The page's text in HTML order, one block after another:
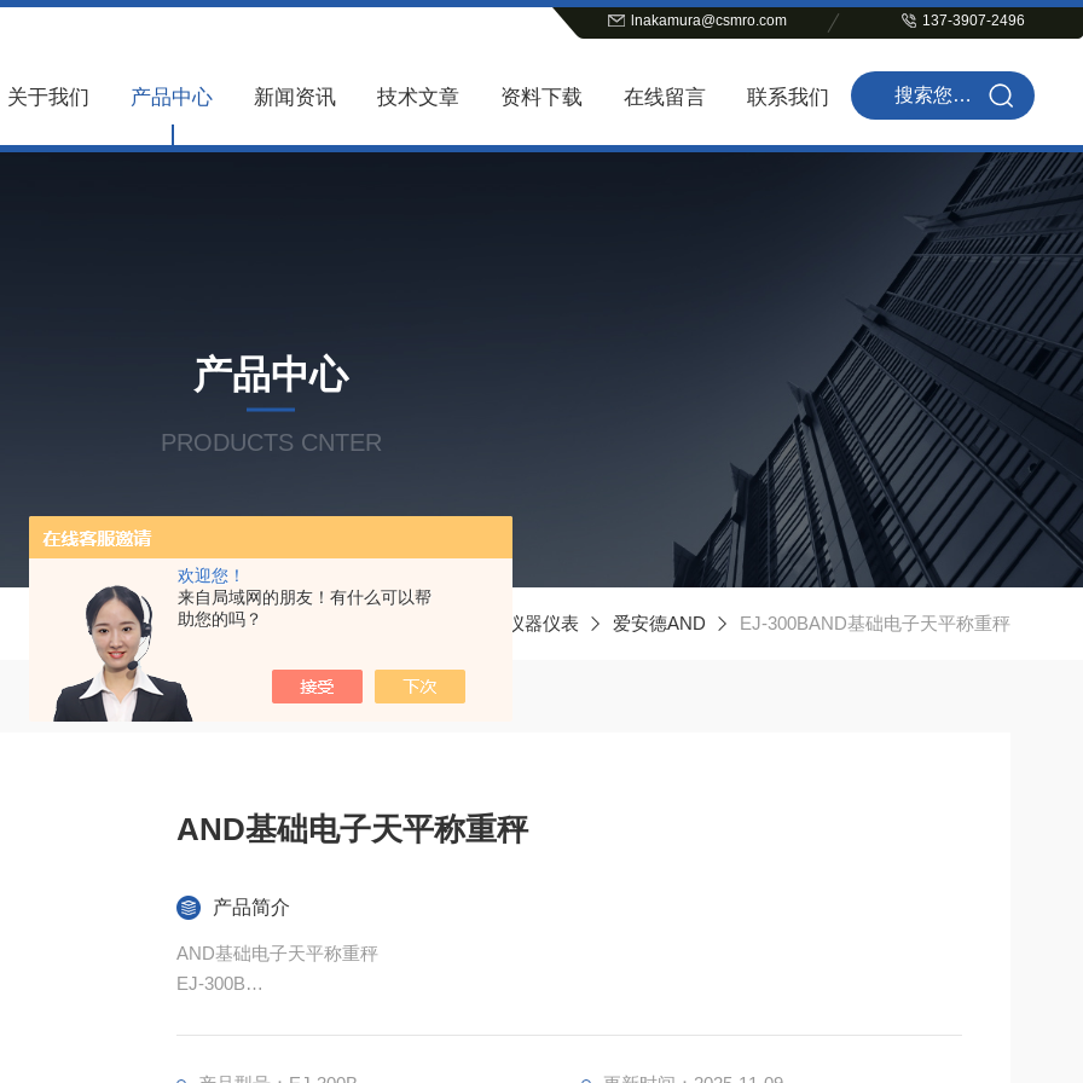
欢迎您！
来自局域网的朋友！有什么可以帮
助您的吗？
lnakamura@csmro.com 137-3907-2496
关于我们 产品中心 新闻资讯 技术文章 资料下载 在线留言 联系我们
产品中心
PRODUCTS CNTER
当前位置： 仪器仪表 爱安德AND EJ-300BAND基础电子天平称重秤
AND基础电子天平称重秤
产品简介
AND基础电子天平称重秤
EJ-300B
我们还拥有一系列高分辨率型号，范围从 0.2mg 的微小测量到高达 6.1kg 的大容量测量。